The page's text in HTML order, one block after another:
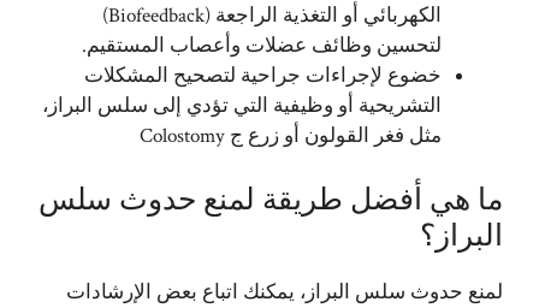
الكهربائي أو التغذية الراجعة (Biofeedback)
لتحسين وظائف عضلات وأعصاب المستقيم.
خضوع لإجراءات جراحية لتصحيح المشكلات
التشريحية أو وظيفية التي تؤدي إلى سلس البراز،
مثل فغر القولون أو زرع ج Colostomy
ما هي أفضل طريقة لمنع حدوث سلس
البراز؟
لمنع حدوث سلس البراز، يمكنك اتباع بعض الإرشادات